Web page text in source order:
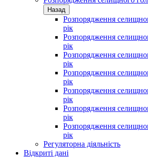
Назад
Розпорядження
рік
Розпорядження
рік
Розпорядження
рік
Розпорядження
рік
Розпорядження
рік
Розпорядження
рік
Розпорядження
рік
Регуляторна діяльність
Відкриті дані